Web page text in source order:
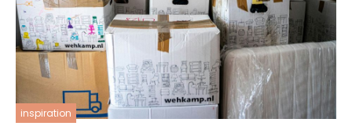
inspiration